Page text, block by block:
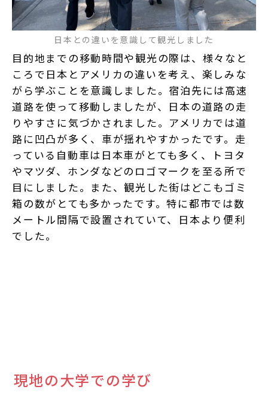
目的地までの移動時間や観光の際は、様々なと
ころで日本とアメリカの違いを考え、楽しみな
がら学ぶことを意識しました。宿泊先には高速
道路を使って移動しましたが、日本の道路の走
りやすさに気づかされました。アメリカでは道
路に凹凸が多く、車が揺れやすかったです。走
っている自動車は日本車がとても多く、トヨタ
やマツダ、ホンダなどのロゴマークを至る所で
目にしました。また、観光した街はどこもゴミ
箱の数がとても多かったです。特に都市では数
メートル間隔で設置されていて、日本より便利
でした。
日本との違いを意識して観光しました
現地の大学での学び